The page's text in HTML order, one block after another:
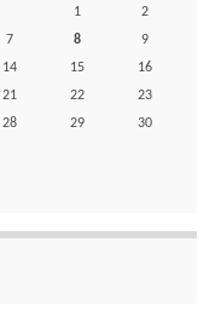
1
2
7 8
9
14 15
16
21 22
23
28 29
30